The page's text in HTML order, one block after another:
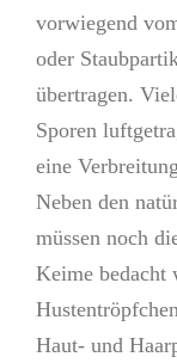
vorwiegend
oder
übertragen.
Sporen
eine
Neben den
müssen noch
Keime bedacht
Haut- und